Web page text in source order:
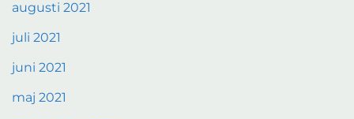
augusti 2021
juli 2021
juni 2021
maj 2021